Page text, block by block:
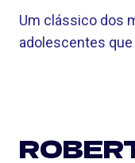
Um clássico dos
adolescentes